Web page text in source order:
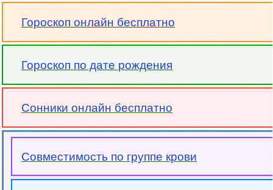
Гороскоп онлайн бесплатно
Гороскоп по дате рождения
Сонники онлайн бесплатно
Совместимость по группе крови